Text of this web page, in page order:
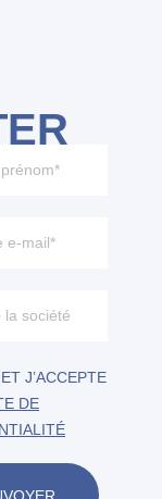
J’ACCEPTE
DE